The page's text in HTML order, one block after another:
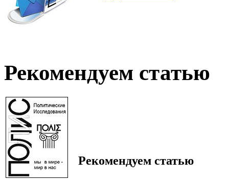
Рекомендуем статью
Рекомендуем статью